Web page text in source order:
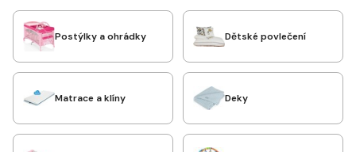
Postýlky a ohrádky Dětské povlečení
Matrace a klíny Deky